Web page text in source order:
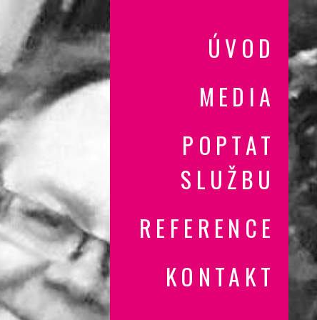
ÚVOD
MEDIA
POPTAT
SLUŽBU
REFERENCE
KONTAKT